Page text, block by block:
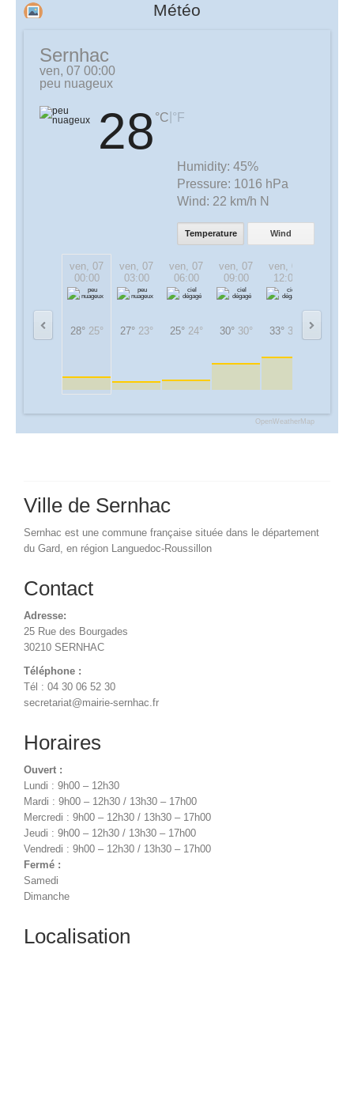
Météo
Sernhac
ven, 07 00:00
peu nuageux
28 °C °F
Humidity: 45%
Pressure: 1016 hPa
Wind: 22 km/h N
Temperature Wind
ven, 07
00:00
28° 25°
ven, 07
03:00
27° 23°
ven, 07
06:00
25° 24°
ven, 07
09:00
30° 30°
ven, 07
12:00
33° 33°
OpenWeatherMap
Ville de Sernhac
Sernhac est une commune française située dans le département
du Gard, en région Languedoc-Roussillon
Contact
Adresse:
25 Rue des Bourgades
30210 SERNHAC
Téléphone :
Tél : 04 30 06 52 30
secretariat@mairie-sernhac.fr
Horaires
Ouvert :
Lundi : 9h00 – 12h30
Mardi : 9h00 – 12h30 / 13h30 – 17h00
Mercredi : 9h00 – 12h30 / 13h30 – 17h00
Jeudi : 9h00 – 12h30 / 13h30 – 17h00
Vendredi : 9h00 – 12h30 / 13h30 – 17h00
Fermé :
Samedi
Dimanche
Localisation